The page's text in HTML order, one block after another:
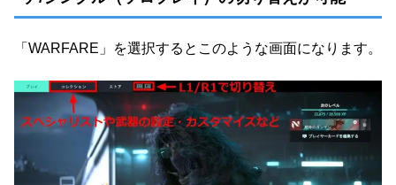
「WARFARE」を選択するとこのような画面になります。